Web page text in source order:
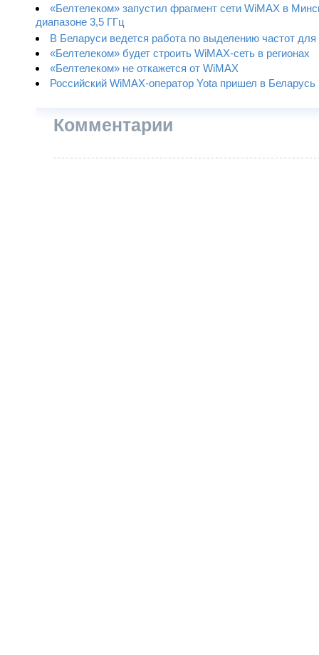
«Белтелеком» запустил фрагмент сети WiMAX в
диапазоне 3,5 ГГц
В Беларуси ведется работа по выделению частот для
«Белтелеком» будет строить WiMAX-сеть в регионах
«Белтелеком» не откажется от WiMAX
Российский WiMAX-оператор Yota пришел в Беларусь
Комментарии